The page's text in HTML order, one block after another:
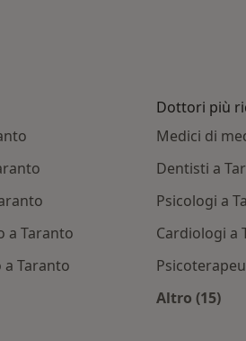
a Taranto
Taranto
Dottori più
Medici di
Dentisti a
Psicologi a
Cardiologi a
Altro (15)